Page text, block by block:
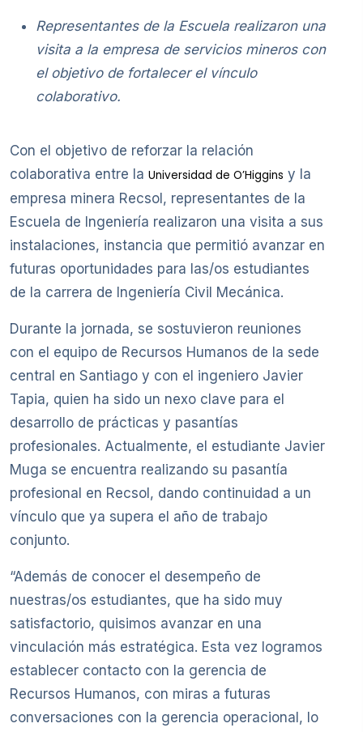
Representantes de la Escuela realizaron una
visita a la empresa de servicios mineros con
el objetivo de fortalecer el vínculo
colaborativo.
Con el objetivo de reforzar la relación
colaborativa entre la Universidad de O’Higgins y la
empresa minera Recsol, representantes de la
Escuela de Ingeniería realizaron una visita a sus
instalaciones, instancia que permitió avanzar en
futuras oportunidades para las/os estudiantes
de la carrera de Ingeniería Civil Mecánica.
Durante la jornada, se sostuvieron reuniones
con el equipo de Recursos Humanos de la sede
central en Santiago y con el ingeniero Javier
Tapia, quien ha sido un nexo clave para el
desarrollo de prácticas y pasantías
profesionales. Actualmente, el estudiante Javier
Muga se encuentra realizando su pasantía
profesional en Recsol, dando continuidad a un
vínculo que ya supera el año de trabajo
conjunto.
“Además de conocer el desempeño de
nuestras/os estudiantes, que ha sido muy
satisfactorio, quisimos avanzar en una
vinculación más estratégica. Esta vez logramos
establecer contacto con la gerencia de
Recursos Humanos, con miras a futuras
conversaciones con la gerencia operacional, lo